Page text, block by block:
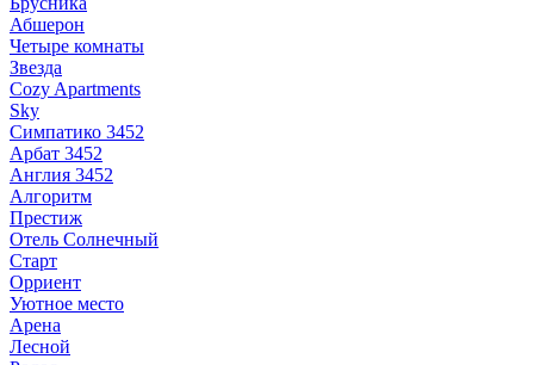
Абшерон
Четыре комнаты
Звезда
Cozy Apartments
Sky
Симпатико 3452
Арбат 3452
Англия 3452
Алгоритм
Престиж
Отель Солнечный
Старт
Орриент
Уютное место
Арена
Лесной